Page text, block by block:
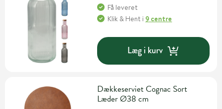
Få leveret
Klik & Hent i 9 centre
Læg i kurv
Dækkeserviet Cognac Sort
Læder Ø38 cm